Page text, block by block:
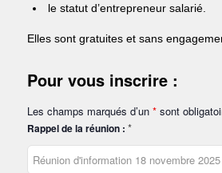
le statut d’entrepreneur salarié.
Elles sont gratuites et sans
Pour vous inscrire :
Les champs marqués d’un *sont
Rappel de la réunion : *